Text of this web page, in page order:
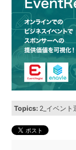
Topics: 2_イベント